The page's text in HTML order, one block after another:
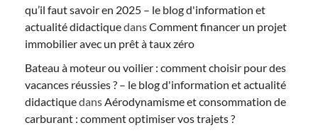
qu’il faut savoir en 2025 – le blog d'information et
actualité didactiquedansComment financer un projet
immobilier avec un prêt à taux zéro
Bateau à moteur ou voilier : comment choisir pour des
vacances réussies ? – le blog d'information et actualité
didactiquedansAérodynamisme et consommation de
carburant : comment optimiser vos trajets ?